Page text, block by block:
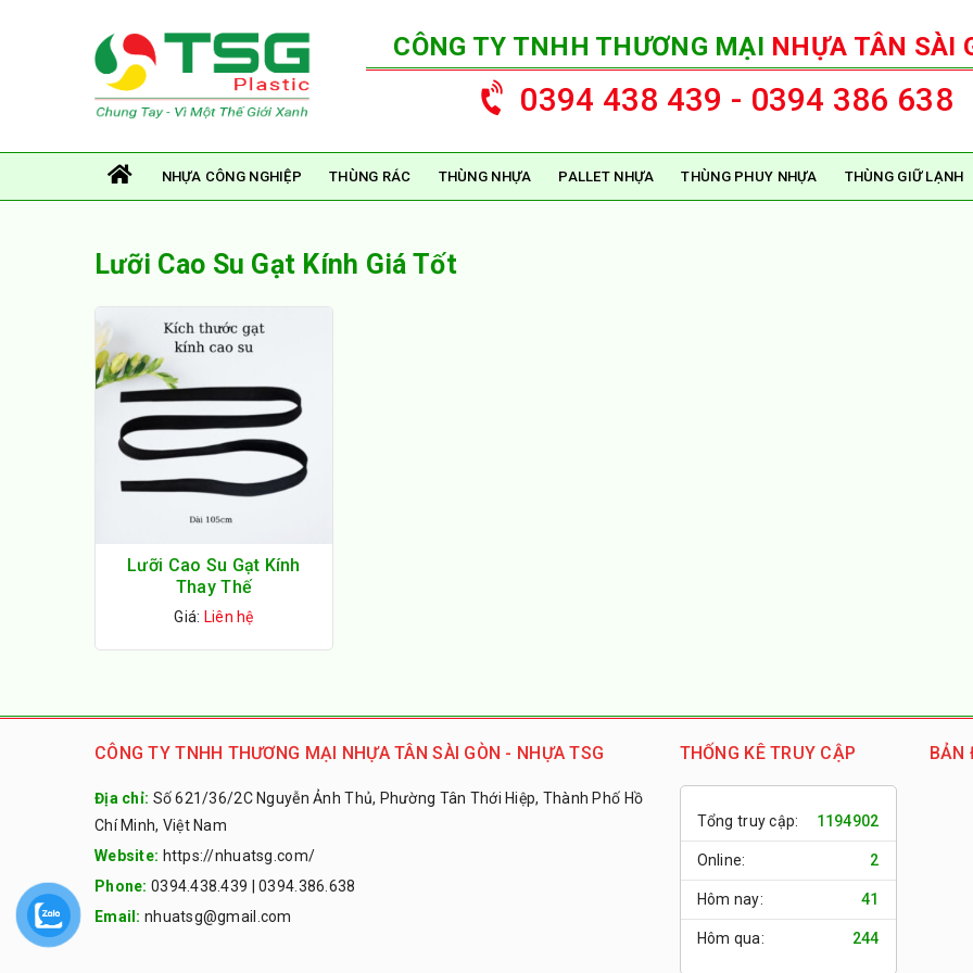
CÔNG TY TNHH THƯƠNG MẠI NHỰA TÂN SÀI
0394 438 439 - 0394 386 638
NHỰA CÔNG NGHIỆP THÙNG RÁC THÙNG NHỰA PALLET NHỰA THÙNG PHUY NHỰA THÙNG GIỮ LẠNH
Lưỡi Cao Su Gạt Kính Giá Tốt
Lưỡi Cao Su Gạt Kính
Thay Thế
Giá: Liên hệ
CÔNG TY TNHH THƯƠNG MẠI NHỰA TÂN SÀI GÒN - NHỰA TSG
Địa chỉ: Số 621/36/2C Nguyễn Ảnh Thủ, Phường Tân Thới Hiệp, Thành Phố Hồ
Chí Minh, Việt Nam
Website: https://nhuatsg.com/
Phone: 0394.438.439 |0394.386.638
Email: nhuatsg@gmail.com
THỐNG KÊ TRUY CẬP
Tổng truy cập: 1194902
Online: 2
Hôm nay: 41
Hôm qua: 244
BẢN